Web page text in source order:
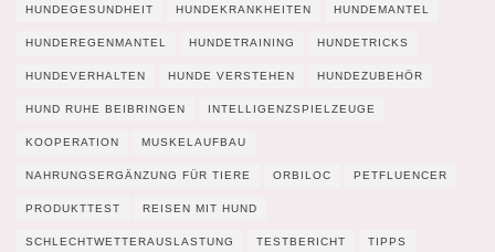
HUNDEGESUNDHEIT HUNDEKRANKHEITEN HUNDEMANTEL
HUNDEREGENMANTEL HUNDETRAINING HUNDETRICKS
HUNDEVERHALTEN HUNDE VERSTEHEN HUNDEZUBEHÖR
HUND RUHE BEIBRINGEN INTELLIGENZSPIELZEUGE
KOOPERATION MUSKELAUFBAU
NAHRUNGSERGÄNZUNG FÜR TIERE ORBILOC PETFLUENCER
PRODUKTTEST REISEN MIT HUND
SCHLECHTWETTERAUSLASTUNG TESTBERICHT TIPPS